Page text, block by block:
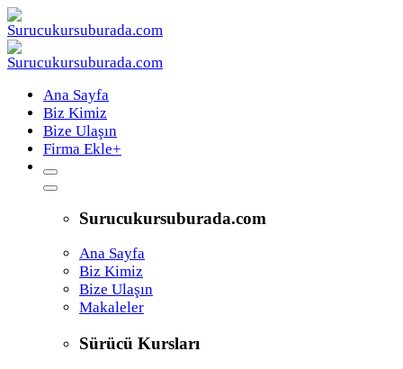
Ana Sayfa
Biz Kimiz
Bize Ulaşın
Firma Ekle+
Surucukursuburada.com
Ana Sayfa
Biz Kimiz
Bize Ulaşın
Makaleler
Sürücü Kursları